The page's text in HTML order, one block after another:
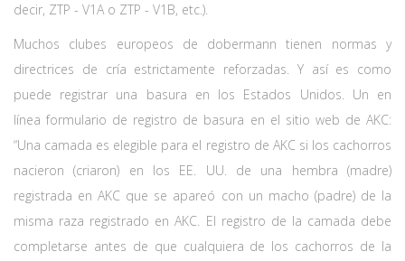
decir, ZTP - V1A o ZTP - V1B, etc.).
Muchos clubes europeos de dobermann tienen normas y
directrices de cría estrictamente reforzadas. Y así es como
puede registrar una basura en los Estados Unidos. Un en
línea formulario de registro de basura en el sitio web de AKC:
“Una camada es elegible para el registro de AKC si los cachorros
nacieron (criaron) en los EE. UU. de una hembra (madre)
registrada en AKC que se apareó con un macho (padre) de la
misma raza registrado en AKC. El registro de la camada debe
completarse antes de que cualquiera de los cachorros de la